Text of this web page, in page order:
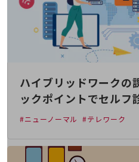
データ利活用
業務支援・マーケティング
課題・ニーズで探す
課題・ニーズで探すTOP
ハイブリッドワークの
ックポイントでセルフ
#ニューノーマル #テレワーク